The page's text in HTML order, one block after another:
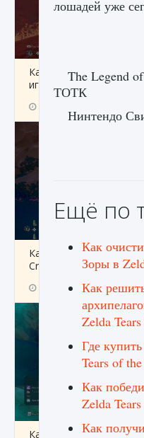
Как приручить
игре Creatures of Ava
Как разблокировать
Creatures of Ava
9 августа 2024
Как приручить
лошадей уже
The Legend
ТОТК
Нинтендо
Ещё по
Как
Зоры в
Как
Zelda
Где
Tears of
Как
Zelda
Как